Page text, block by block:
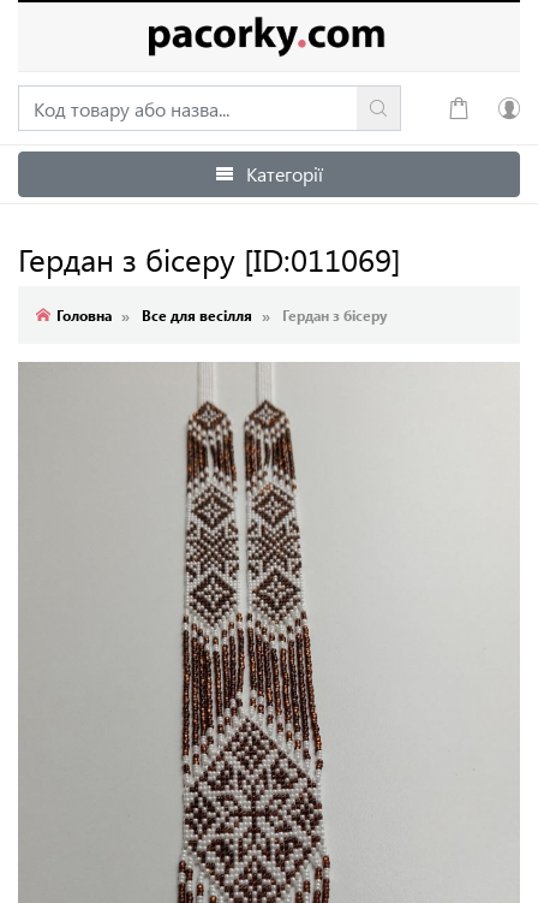
Увійти
Категорії
Гердан з бісеру [ID:011069]
Головна Все для весілля Гердан з бісеру